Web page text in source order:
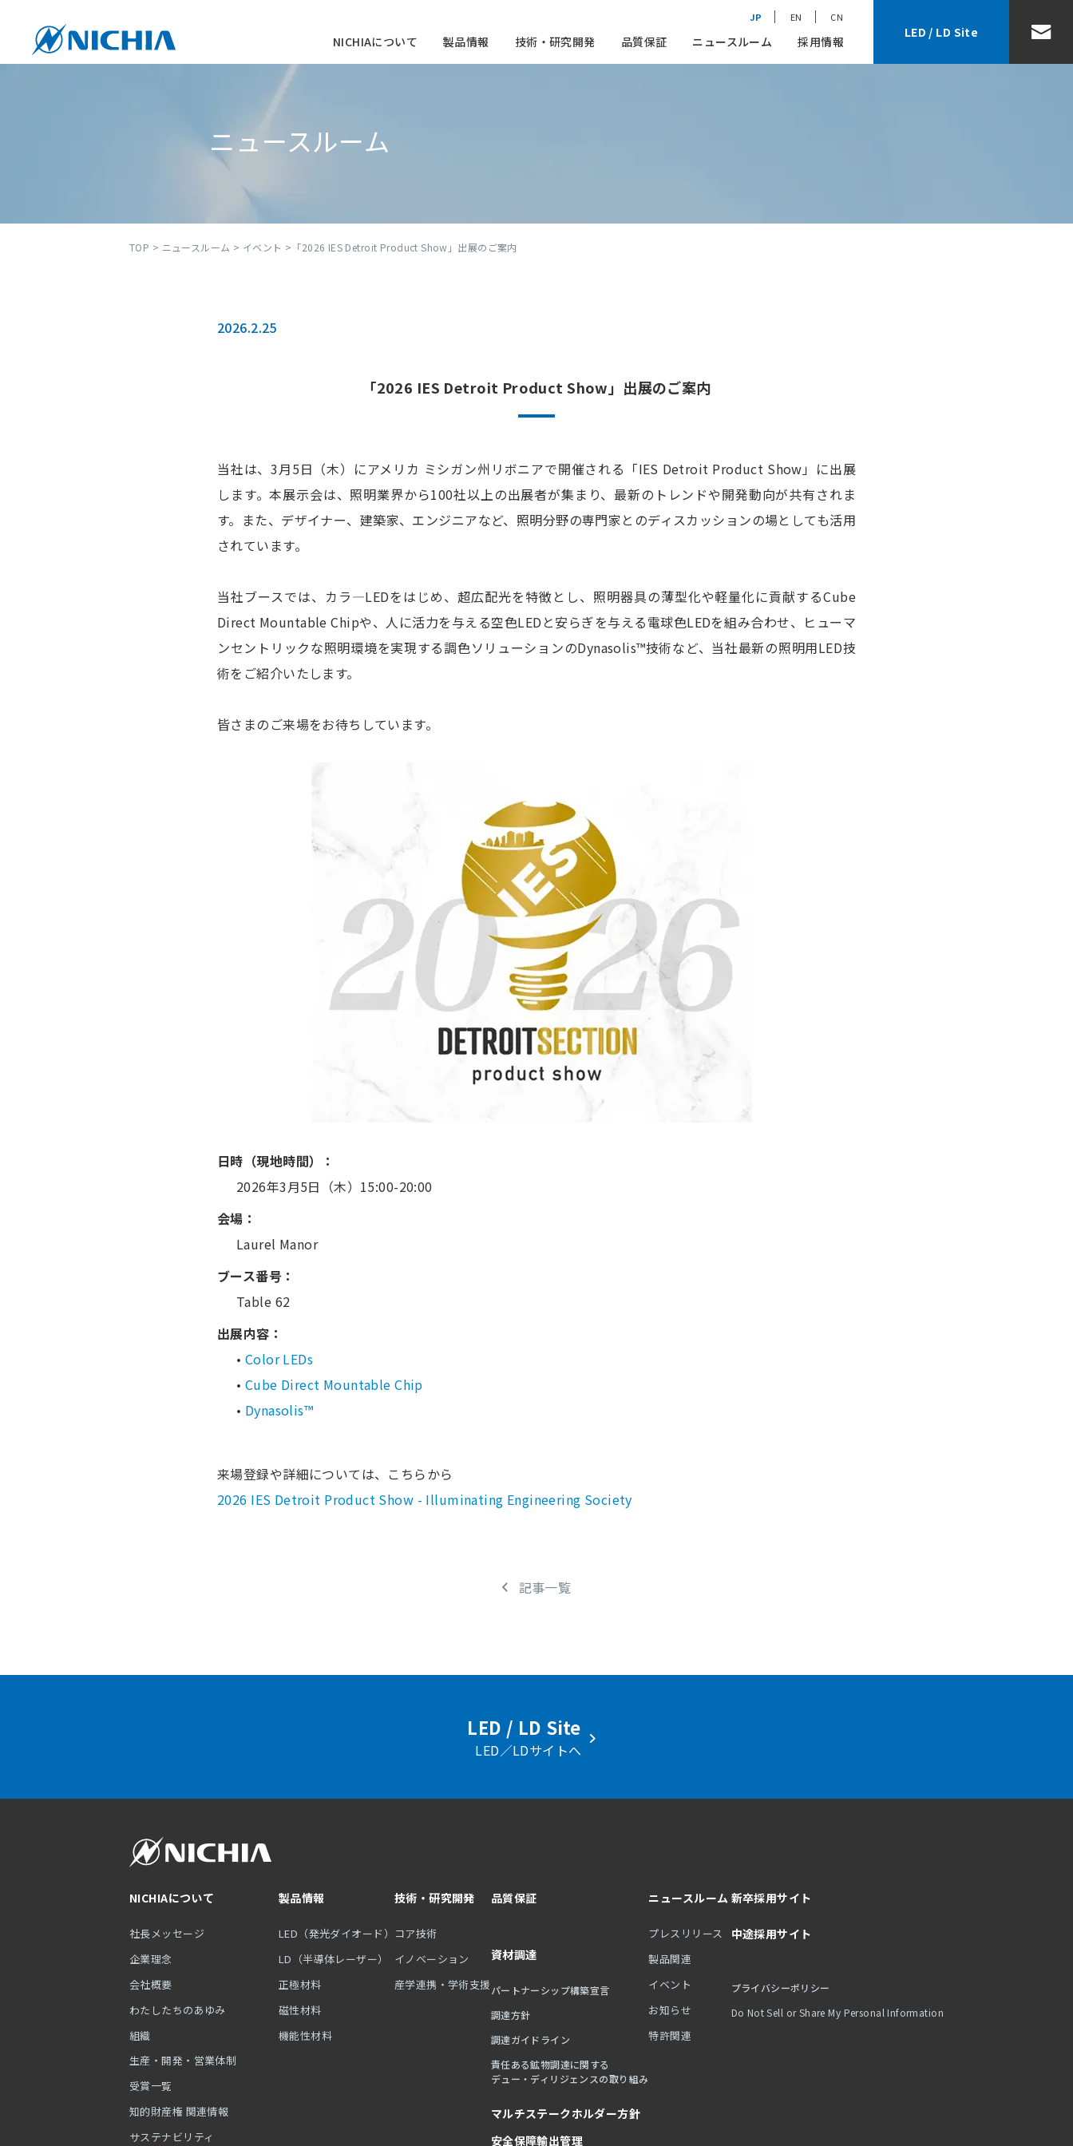
NICHIAについて 製品情報 技術・研究開発 品質保証 ニュースルーム 採用情報
JP EN CN
LED / LD Site
ニュースルーム
TOP > ニュースルーム > イベント >「2026 IES Detroit Product Show」出展のご案内
2026.2.25
「2026 IES Detroit Product Show」出展のご案内
当社は、3月5日（木）にアメリカ ミシガン州リボニアで開催される「IES Detroit Product Show」に出展
します。本展示会は、照明業界から100社以上の出展者が集まり、最新のトレンドや開発動向が共有されま
す。また、デザイナー、建築家、エンジニアなど、照明分野の専門家とのディスカッションの場としても活用
されています。
当社ブースでは、カラ—LEDをはじめ、超広配光を特徴とし、照明器具の薄型化や軽量化に貢献するCube
Direct Mountable Chipや、人に活力を与える空色LEDと安らぎを与える電球色LEDを組み合わせ、ヒューマ
ンセントリックな照明環境を実現する調色ソリューションのDynasolis™技術など、当社最新の照明用LED技
術をご紹介いたします。
皆さまのご来場をお待ちしています。
日時（現地時間）：
2026年3月5日（木）15:00-20:00
会場：
Laurel Manor
ブース番号：
Table 62
出展内容：
• Color LEDs
• Cube Direct Mountable Chip
• Dynasolis™
来場登録や詳細については、こちらから
2026 IES Detroit Product Show - Illuminating Engineering Society
記事一覧
LED / LD Site
LED／LDサイトへ
NICHIAについて
社長メッセージ
企業理念
会社概要
わたしたちのあゆみ
組織
生産・開発・営業体制
受賞一覧
知的財産権 関連情報
サステナビリティ
製品情報
LED（発光ダイオード）
LD（半導体レーザー）
正極材料
磁性材料
機能性材料
技術・研究開発
コア技術
イノベーション
産学連携・学術支援
品質保証
資材調達
パートナーシップ構築宣言
調達方針
調達ガイドライン
責任ある鉱物調達に関する
デュー・ディリジェンスの取り組み
マルチステークホルダー方針
安全保障輸出管理
ニュースルーム
プレスリリース
製品関連
イベント
お知らせ
特許関連
新卒採用サイト
中途採用サイト
プライバシーポリシー
Do Not Sell or Share My Personal Information